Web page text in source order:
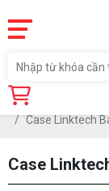
Trang chủ
Case Linktech
Case